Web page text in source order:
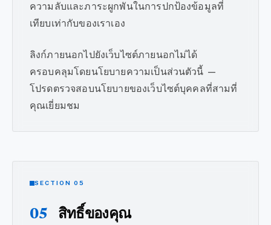
ความลับและภาระผูกพันในการปกป้องข้อมูลที่
เทียบเท่ากับของเราเอง
ลิงก์ภายนอกไปยังเว็บไซต์ภายนอกไม่ได้
ครอบคลุมโดยนโยบายความเป็นส่วนตัวนี้ —
โปรดตรวจสอบนโยบายของเว็บไซต์บุคคลที่สามที่
คุณเยี่ยมชม
SECTION 05
05 สิทธิ์ของคุณ